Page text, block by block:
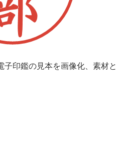
子印鑑の見本を画像化、素材と